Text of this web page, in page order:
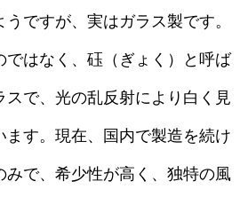
ですが、実はガラス製です。
ではなく、砡（ぎょく）と呼ば
スで、光の乱反射により白く見
ます。現在、国内で製造を続け
みで、希少性が高く、独特の風